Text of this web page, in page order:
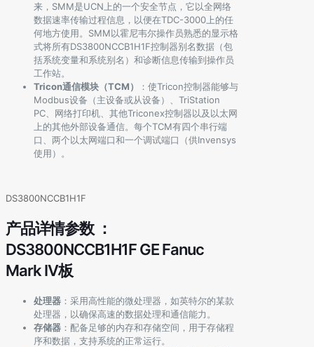
来，SMM是UCN上的一个安全节点，它以全网络
数据速率传输过程信息，以便在TDC-3000上的任
何地方使用。SMM以霍尼韦尔操作员熟悉的显示格
式将所有DS3800NCCB1H1F控制器别名数据（包
括系统变量和系统别名）和诊断信息传输到操作员
工作站。
Tricon通信模块（TCM）
：使Tricon控制器能够与
Modbus设备（主设备或从设备）、TriStation
PC、网络打印机、其他Triconex控制器以及以太网
上的其他外部设备通信。每个TCM有四个串行端
口、两个以太网端口和一个调试端口（供Invensys
使用）。
DS3800NCCB1H1F
产品详情参数 ：
DS3800NCCB1H1F GE Fanuc
Mark IV板
处理器 ：采用高性能的微处理器，如英特尔的某款
处理器，以确保高速的数据处理和通信能力。
存储器 ：配备足够的内存和存储空间，用于存储程
序和数据，支持系统的正常运行。